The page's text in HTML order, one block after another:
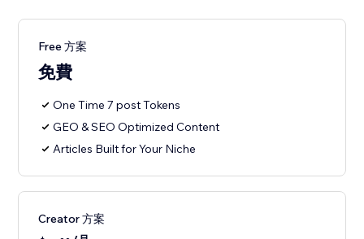
Free 方案
免費
One Time 7 post Tokens
GEO & SEO Optimized Content
Articles Built for Your Niche
Creator 方案